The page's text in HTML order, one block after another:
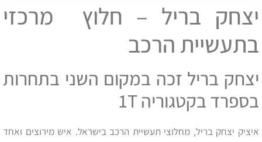
יצחק בריל – חלוץ מרכזי
בתעשיית הרכב
יצחק בריל זכה במקום השני בתחרות
בספרד בקטגוריה 1T
איציק יצחק בריל, מחלוצי תעשיית הרכב בישראל. איש מירוצים ואחד